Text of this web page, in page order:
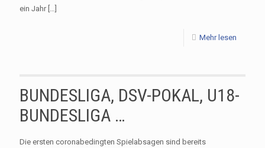
ein Jahr[…]
Mehr lesen
BUNDESLIGA, DSV-POKAL, U18-
BUNDESLIGA …
Die ersten coronabedingten Spielabsagen sind bereits